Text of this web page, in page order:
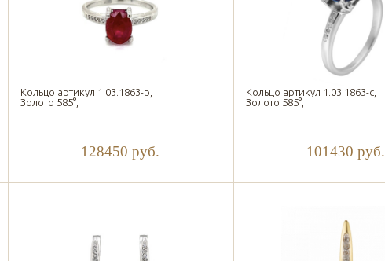
Кольцо артикул 1.03.1863-р,
Золото 585°,
128450 руб.
Кольцо артикул 1.03.1863-с,
Золото 585°,
101430 руб.